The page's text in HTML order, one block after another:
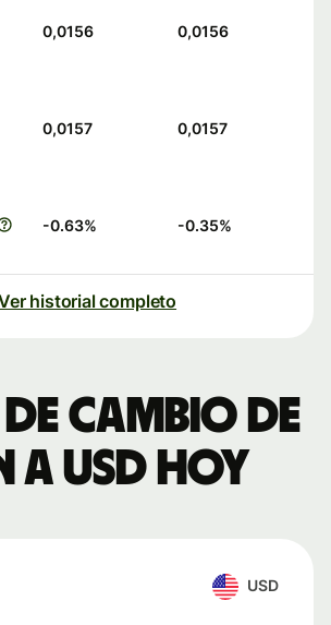
0,0156 0,0156
0,0157 0,0157
-0.63% -0.35%
historial completo
cambio de
a USD hoy
USD